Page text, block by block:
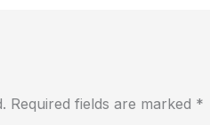
Required fields are marked *